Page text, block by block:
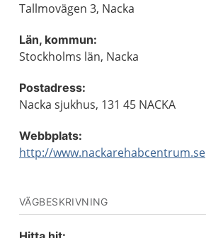
Tallmovägen 3, Nacka
Län, kommun:
Stockholms län, Nacka
Postadress:
Nacka sjukhus, 131 45 NACKA
Webbplats:
http://www.nackarehabcentrum.se
VÄGBESKRIVNING